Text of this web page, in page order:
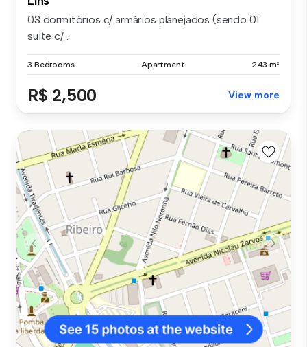
03 dormitórios c/ armários planejados (sendo 01
suite c/ ...
3 Bedrooms Apartment 243 m²
R$ 2,500 View more